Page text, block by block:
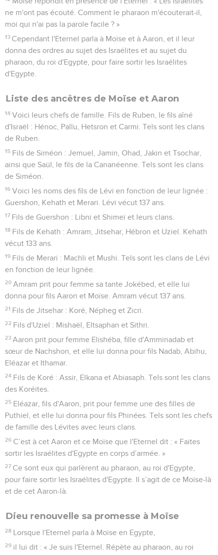
qui vous libère des travaux dont vous chargent les
Egyptiens.
Je vous ferai entrer dans le pays que j'ai juré de donner à
Abraham, à Isaac et à Jacob ; je vous le donnerai en
possession, moi l'Eternel.’ »
9
C’est ainsi que Moïse s’adressa aux Israélites, mais leur
impatience et la dureté de l’esclavage les empêchèrent de
« Va parler au pharaon, au roi d'Egypte, pour qu'il laisse les
Israélites partir de son pays. »
ne m'ont pas écouté. Comment le pharaon m'écouterait-il,
moi qui n'ai pas la parole facile ? »
pharaon, du roi d'Egypte, pour faire sortir les Israélites
d'Egypte.
Liste des ancêtres de Moïse et Aaron
14 Voici leurs chefs de famille. Fils de Ruben, le fils aîné
d'Israël : Hénoc, Pallu, Hetsron et Carmi. Tels sont les clans
de Ruben.
15 Fils de Siméon : Jemuel, Jamin, Ohad, Jakin et Tsochar,
ainsi que Saül, le fils de la Cananéenne. Tels sont les clans
de Siméon.
16 Voici les noms des fils de Lévi en fonction de leur lignée :
Guershon, Kehath et Merari. Lévi vécut 137 ans.
17 Fils de Guershon : Libni et Shimeï et leurs clans.
18 Fils de Kehath : Amram, Jitsehar, Hébron et Uziel. Kehath
vécut 133 ans.
19 Fils de Merari : Machli et Mushi. Tels sont les clans de Lévi
en fonction de leur lignée.
20
Amram prit pour femme sa tante Jokébed, et elle lui
donna pour fils Aaron et Moïse. Amram vécut 137 ans.
21 Fils de Jitsehar : Koré, Népheg et Zicri.
22 Fils d'Uziel : Mishaël, Eltsaphan et Sithri.
23
Aaron prit pour femme Elishéba, fille d'Amminadab et
des Koréites.
25 Eléazar, fils d'Aaron, prit pour femme une des filles de